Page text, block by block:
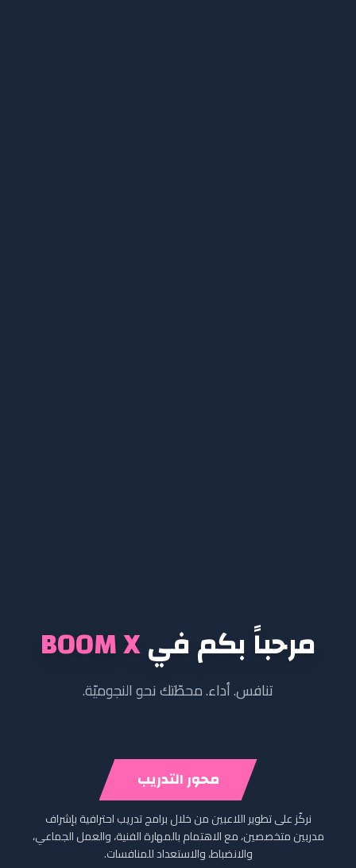
مرحباً بكم فيBOOM X
تنافس. أداء. محطّتك نحو النجوميّة.
محور التدريب
نركّز على تطوير اللاعبين من خلال برامج تدريب احترافية بإشراف
مدربين متخصصين، مع الاهتمام بالمهارة الفنية، والعمل الجماعي،
والانضباط، والاستعداد للمنافسات.